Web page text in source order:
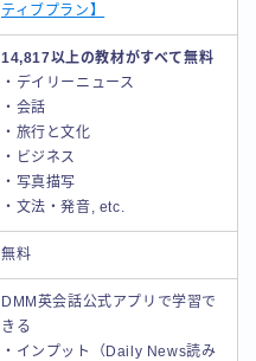
ティブプラン】
14,817以上の教材がすべて無料
・デイリーニュース
・会話
・旅行と文化
・ビジネス
・写真描写
・文法・発音, etc.
無料
DMM英会話公式アプリで学習で
きる
・インプット（Daily News読み